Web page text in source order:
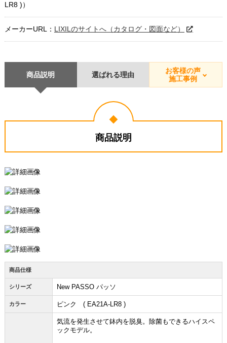
LR8 )）
メーカーURL： LIXILのサイトへ（カタログ・図面など）
商品説明 選ばれる理由
お客様の声
施工事例
商品説明
商品仕様
シリーズ New PASSO パッソ
カラー ピンク ( EA21A-LR8 )
気流を発生させて鉢内を脱臭。除菌もできるハイスペ
ックモデル。